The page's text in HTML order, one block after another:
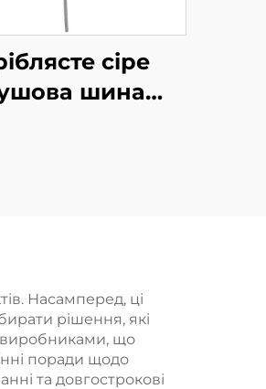
сіре
шина
Насамперед, ці
рішення, які
виробниками, що
поради щодо
та довгострокові